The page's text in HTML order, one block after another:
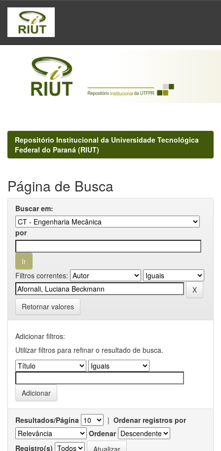
Skip
navigation
Repositório Institucional da Universidade Tecnológica
Federal do Paraná (RIUT)
Página de Busca
Buscar em:
por
Filtros correntes:
Retornar valores
Adicionar filtros:
Utilizar filtros para refinar o resultado de busca.
Resultados/Página | Ordenar registros por
Ordenar
Registro(s)